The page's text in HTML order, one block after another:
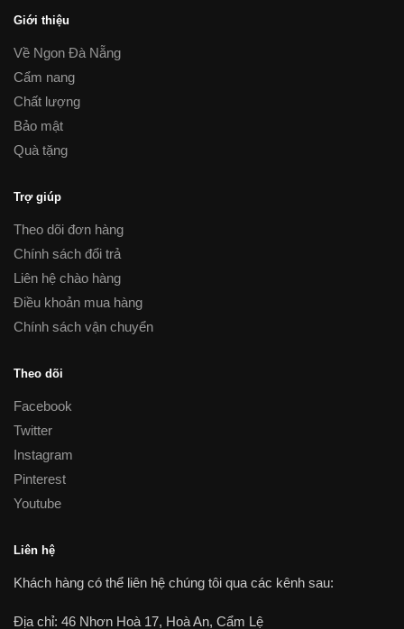
Giới thiệu
Về Ngon Đà Nẵng
Cẩm nang
Chất lượng
Bảo mật
Quà tặng
Trợ giúp
Theo dõi đơn hàng
Chính sách đổi trả
Liên hệ chào hàng
Điều khoản mua hàng
Chính sách vận chuyển
Theo dõi
Facebook
Twitter
Instagram
Pinterest
Youtube
Liên hệ
Khách hàng có thể liên hệ chúng tôi qua các kênh sau:
Địa chỉ: 46 Nhơn Hoà 17, Hoà An, Cẩm Lệ